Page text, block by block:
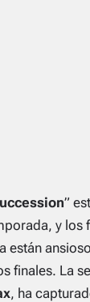
”
y los
están
finales. La
, ha